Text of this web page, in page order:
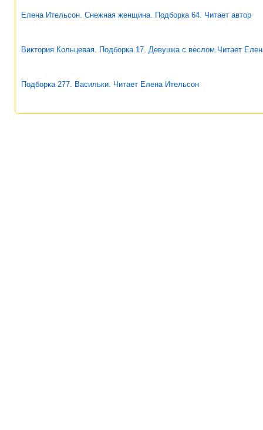
Елена Ительсон. Снежная женщина. Подборка 64. Читает автор
Виктория Кольцевая. Подборка 17. Девушка с веслом.Читает
Подборка 277. Васильки. Читает Елена Ительсон